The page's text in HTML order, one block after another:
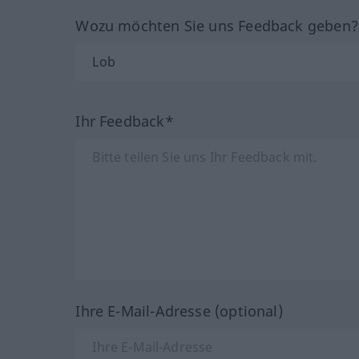
Wozu möchten Sie uns Feedback
Ihr Feedback*
Ihre E-Mail-Adresse (optional)